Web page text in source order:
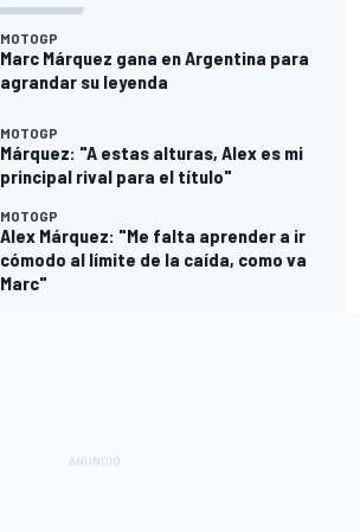
MOTOGP
Marc Márquez gana en Argentina para
agrandar su leyenda
MOTOGP
Márquez: "A estas alturas, Alex es mi
principal rival para el título"
MOTOGP
Alex Márquez: "Me falta aprender a ir
cómodo al límite de la caída, como va
Marc"